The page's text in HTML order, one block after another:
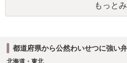
もっと
都道府県から公然わいせつに強い